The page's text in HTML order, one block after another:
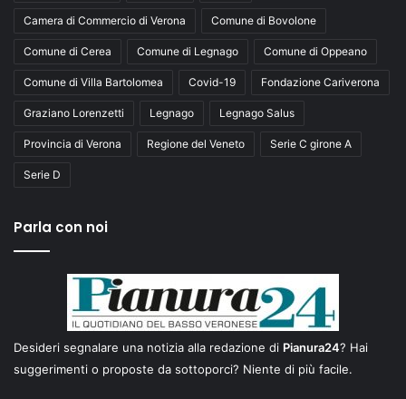
Camera di Commercio di Verona Comune di Bovolone
Comune di Cerea Comune di Legnago Comune di Oppeano
Comune di Villa Bartolomea Covid-19 Fondazione Cariverona
Graziano Lorenzetti Legnago Legnago Salus
Provincia di Verona Regione del Veneto Serie C girone A
Serie D
Parla con noi
Desideri segnalare una notizia alla redazione di Pianura24? Hai
suggerimenti o proposte da sottoporci? Niente di più facile.